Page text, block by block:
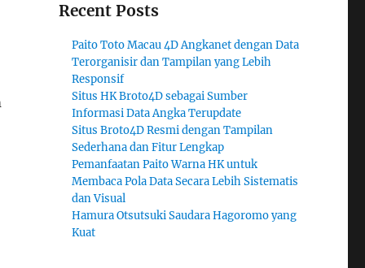
Recent Posts
Paito Toto Macau 4D Angkanet dengan Data
Terorganisir dan Tampilan yang Lebih
Responsif
Situs HK Broto4D sebagai Sumber
Informasi Data Angka Terupdate
Situs Broto4D Resmi dengan Tampilan
Sederhana dan Fitur Lengkap
Pemanfaatan Paito Warna HK untuk
Membaca Pola Data Secara Lebih Sistematis
dan Visual
Hamura Otsutsuki Saudara Hagoromo yang
Kuat